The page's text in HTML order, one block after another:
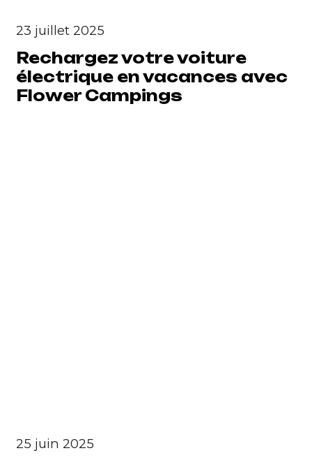
23 juillet 2025
Rechargez votre voiture
électrique en vacances avec
Flower Campings
25 juin 2025